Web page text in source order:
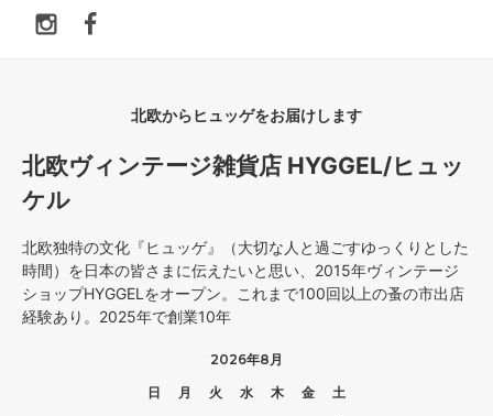
北欧からヒュッゲをお届けします
北欧ヴィンテージ雑貨店 HYGGEL/ヒュッ
ケル
北欧独特の文化『ヒュッゲ』（大切な人と過ごすゆっくりとした
時間）を日本の皆さまに伝えたいと思い、2015年ヴィンテージ
ショップHYGGELをオープン。これまで100回以上の蚤の市出店
経験あり。2025年で創業10年
2026年8月
日
月 火 水 木 金
土